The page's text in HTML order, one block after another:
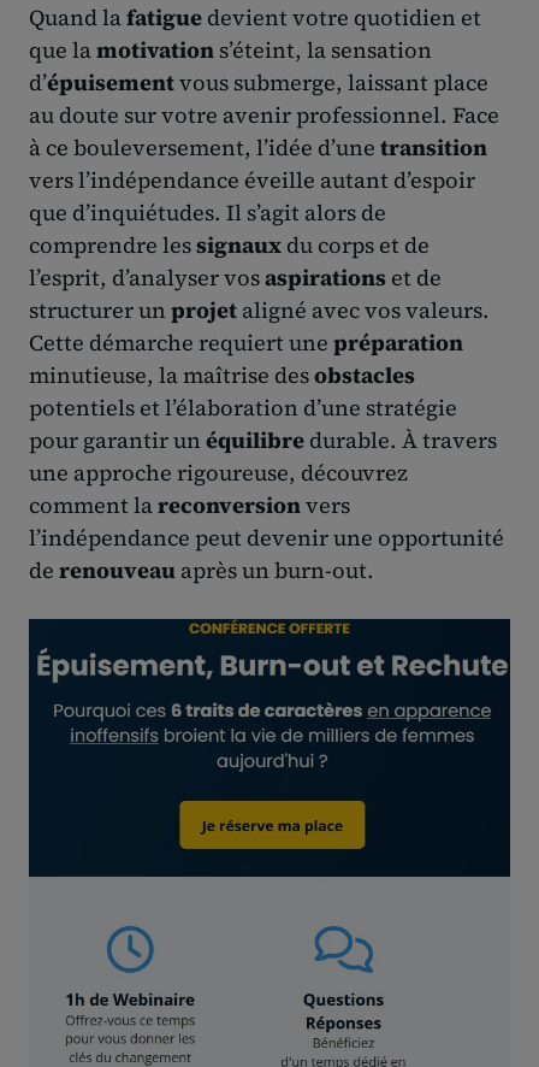
Quand lafatigue devient votre quotidien et
que lamotivation s’éteint, la sensation
d’épuisementvous submerge, laissant place
au doute sur votre avenir professionnel. Face
à ce bouleversement, l’idée d’une transition
vers l’indépendance éveille autant d’espoir
que d’inquiétudes. Il s’agit alors de
comprendre lessignaux du corps et de
l’esprit, d’analyser vosaspirations et de
structurer un projet aligné avec vos valeurs.
Cette démarche requiert une préparation
minutieuse, la maîtrise desobstacles
potentiels et l’élaboration d’une stratégie
pour garantir un équilibre durable. À travers
une approche rigoureuse, découvrez
comment lareconversionvers
l’indépendance peut devenir une opportunité
de renouveau après un burn-out.